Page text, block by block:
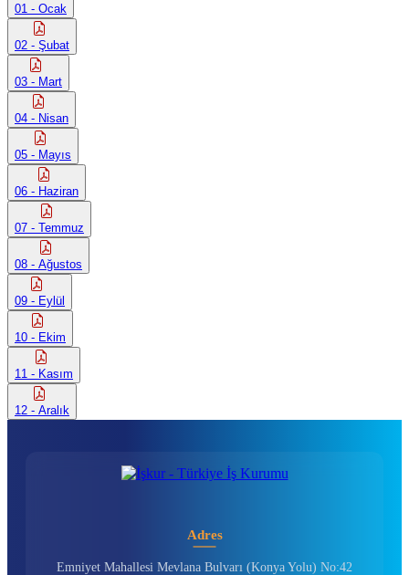
01 - Ocak
02 - Şubat
03 - Mart
04 - Nisan
05 - Mayıs
06 - Haziran
07 - Temmuz
08 - Ağustos
09 - Eylül
10 - Ekim
11 - Kasım
12 - Aralık
Adres
Emniyet Mahallesi Mevlana Bulvarı (Konya Yolu) No:42